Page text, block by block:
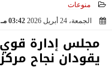
منوعات
الجمعة، 24 أبريل 2026
03:42 مـ
مجلس إدارة
يقودان نجاح